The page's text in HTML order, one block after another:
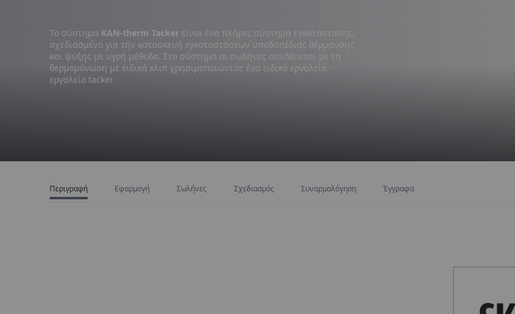
Το σύστημα KAN‑therm Tackerείναι ένα πλήρες σύστημα εγκατάστασης,
σχεδιασμένο για την κατασκευή εγκαταστάσεων υποδαπέδιας θέρμανσης
και ψύξης με υγρή μέθοδο. Στο σύστημα οι σωλήνες συνδέονται με τη
θερμομόνωση με ειδικά κλιπ χρησιμοποιώντας ένα ειδικό εργαλείο –
εργαλείο tacker.
Περιγραφή Εφαρμογή Σωλήνες Σχεδιασμός Συναρμολόγηση Έγγραφα